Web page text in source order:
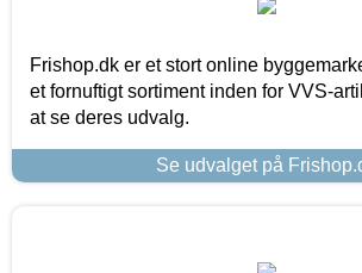
Frishop.dk er et stort online
et fornuftigt sortiment inden for VVS-
at se deres udvalg.
Se udvalget på